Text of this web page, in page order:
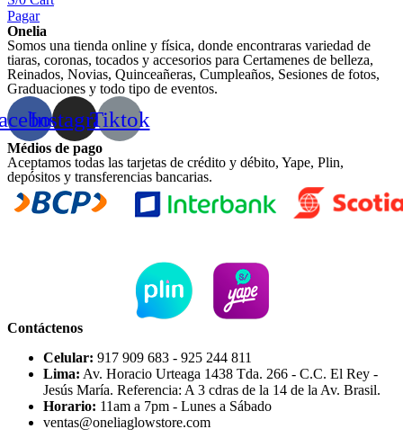
Pagar
Onelia
Somos una tienda online y física, donde encontraras variedad de
tiaras, coronas, tocados y accesorios para Certamenes de belleza,
Reinados, Novias, Quinceañeras, Cumpleaños, Sesiones de fotos,
Graduaciones y todo tipo de eventos.
InstagramTiktok
Médios de pago
Aceptamos todas las tarjetas de crédito y débito, Yape, Plin,
depósitos y transferencias bancarias.
Contáctenos
Celular: 917 909 683 - 925 244 811
Lima: Av. Horacio Urteaga 1438 Tda. 266 - C.C. El Rey -
Jesús María. Referencia: A 3 cdras de la 14 de la Av. Brasil.
Horario: 11am a 7pm - Lunes a Sábado
ventas@oneliaglowstore.com